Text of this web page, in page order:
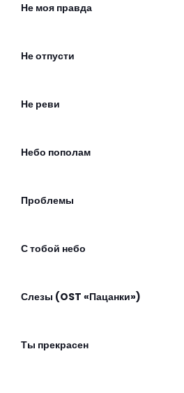
Не моя правда
Не отпусти
Не реви
Небо пополам
Проблемы
С тобой небо
Слезы (OST «Пацанки»)
Ты прекрасен